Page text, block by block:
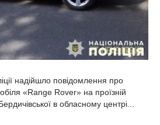
надійшло повідомлення про
«Range Rover» на проїзній
в обласному центрі...